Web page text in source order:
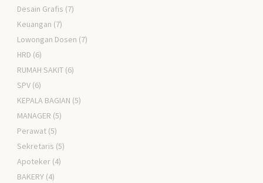
Desain Grafis (7)
Keuangan (7)
Lowongan Dosen (7)
HRD (6)
RUMAH SAKIT (6)
SPV (6)
KEPALA BAGIAN (5)
MANAGER (5)
Perawat (5)
Sekretaris (5)
Apoteker (4)
BAKERY (4)